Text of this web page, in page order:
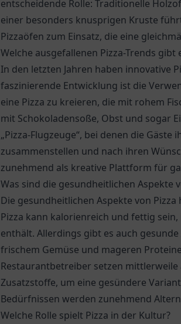
entscheidende Rolle: Traditionelle
einer besonders knusprigen Kruste
Pizzaöfen zum Einsatz, die eine
Welche ausgefallenen Pizza-Trends gibt
In den letzten Jahren haben innovative
faszinierende Entwicklung ist die
eine Pizza zu kreieren, die mit rohem
mit Schokoladensoße, Obst und sogar
„Pizza-Flugzeuge“, bei denen die
zusammenstellen und nach ihren
zunehmend als kreative Plattform für
Was sind die gesundheitlichen Aspekte
Die gesundheitlichen Aspekte von
Pizza kann kalorienreich und fettig
enthält. Allerdings gibt es auch
frischem Gemüse und mageren
Restaurantbetreiber setzen
Zusatzstoffe, um eine gesündere
Bedürfnissen werden zunehmend
Welche Rolle spielt Pizza in der Kultur?